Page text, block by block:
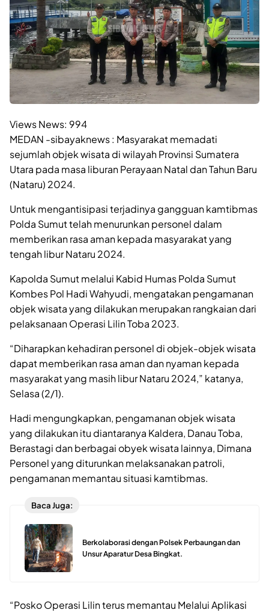
Views News: 994
MEDAN -sibayaknews : Masyarakat memadati
sejumlah objek wisata di wilayah Provinsi Sumatera
Utara pada masa liburan Perayaan Natal dan Tahun Baru
(Nataru) 2024.
Untuk mengantisipasi terjadinya gangguan kamtibmas
Polda Sumut telah menurunkan personel dalam
memberikan rasa aman kepada masyarakat yang
tengah libur Nataru 2024.
Kapolda Sumut melalui Kabid Humas Polda Sumut
Kombes Pol Hadi Wahyudi, mengatakan pengamanan
objek wisata yang dilakukan merupakan rangkaian dari
pelaksanaan Operasi Lilin Toba 2023.
“Diharapkan kehadiran personel di objek-objek wisata
dapat memberikan rasa aman dan nyaman kepada
masyarakat yang masih libur Nataru 2024,” katanya,
Selasa (2/1).
Hadi mengungkapkan, pengamanan objek wisata
yang dilakukan itu diantaranya Kaldera, Danau Toba,
Berastagi dan berbagai obyek wisata lainnya, Dimana
Personel yang diturunkan melaksanakan patroli,
pengamanan memantau situasi kamtibmas.
Baca Juga:
Berkolaborasi dengan Polsek Perbaungan dan
Unsur Aparatur Desa Bingkat.
“Posko Operasi Lilin terus memantau Melalui Aplikasi